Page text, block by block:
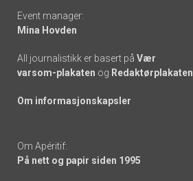
Event manager:
Mina Hovden
All journalistikk er basert på Vær
varsom-plakaten og Redaktørplakaten
Om informasjonskapsler
Om Apéritif:
På nett og papir siden 1995